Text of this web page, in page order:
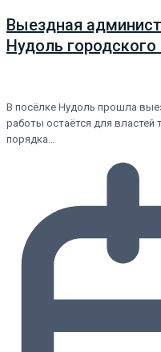
Выездная
Нудоль городского
В посёлке Нудоль прошла
работы остаётся для
порядка…